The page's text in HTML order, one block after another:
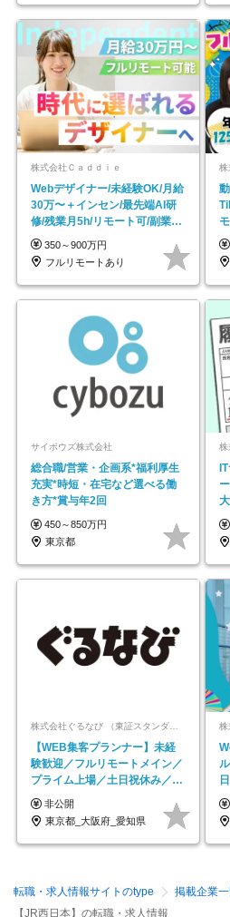
株式会社Ｃａｄｄｉｅ
Webデザイナー/未経験OK/月給
30万〜＋インセン/最先端AI研
修/残業月5h/リモート可/副業
OK
350～900万円
フルリモートあり
株
サイボウズ株式会社
総合職/営業・企画系*福利厚生
充実*時短・在宅など選べる働
き方*賞与年2回
450～850万円
東京都
株式会社ぐるなび （東証スタンダード上場）
【WEB集客プランナー】未経
験歓迎／フルリモートメイン／
プライム上場／土日祝休み／東
京・大阪・名古屋
非公開
東京都_大阪府_愛知県
株
転職・求人情報サイトのtype 掲載企業
【JR西日本】の転職・求人情報